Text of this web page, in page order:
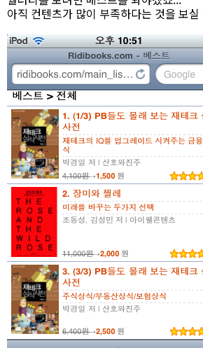
아직 컨텐츠가 많이 부족하다는 것을 보